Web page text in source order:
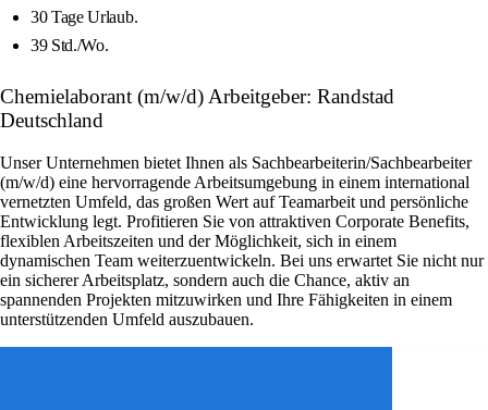
30 Tage Urlaub.
39 Std./Wo.
Chemielaborant (m/w/d) Arbeitgeber: Randstad
Deutschland
Unser Unternehmen bietet Ihnen als Sachbearbeiterin/Sachbearbeiter
(m/w/d) eine hervorragende Arbeitsumgebung in einem international
vernetzten Umfeld, das großen Wert auf Teamarbeit und persönliche
Entwicklung legt. Profitieren Sie von attraktiven Corporate Benefits,
flexiblen Arbeitszeiten und der Möglichkeit, sich in einem
dynamischen Team weiterzuentwickeln. Bei uns erwartet Sie nicht nur
ein sicherer Arbeitsplatz, sondern auch die Chance, aktiv an
spannenden Projekten mitzuwirken und Ihre Fähigkeiten in einem
unterstützenden Umfeld auszubauen.